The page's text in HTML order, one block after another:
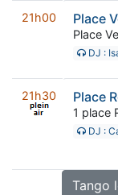
21h00 Place
Place
DJ :
21h30 Place
1 place
DJ :
Tango